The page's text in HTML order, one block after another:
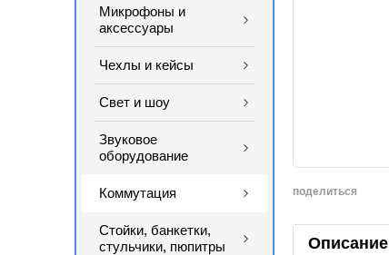
поделиться
Описание
Микрофоны и
аксессуары
Чехлы и кейсы
Свет и шоу
Звуковое
оборудование
Коммутация
Стойки, банкетки,
стульчики, пюпитры